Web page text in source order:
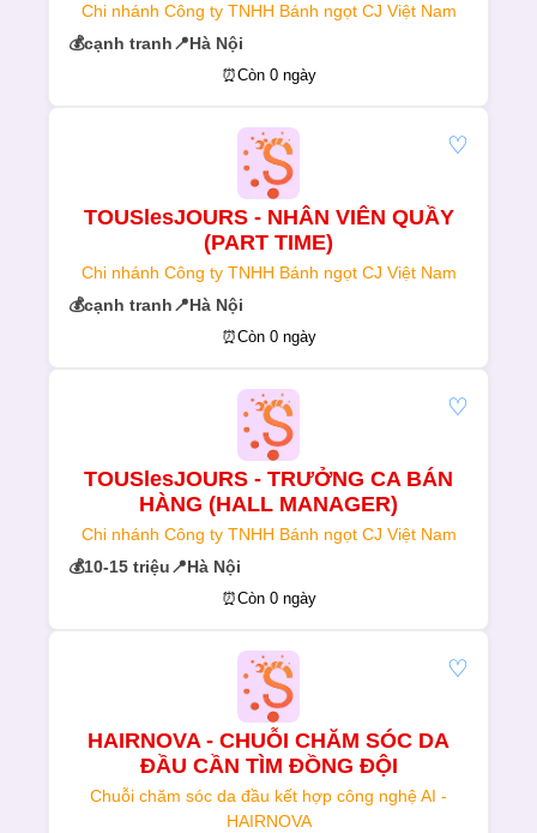
Chi nhánh Công ty TNHH Bánh ngọt CJ Việt Nam
💰cạnh tranh📍Hà Nội
⏰Còn 0 ngày
TOUSlesJOURS - NHÂN VIÊN QUẦY
(PART TIME)
Chi nhánh Công ty TNHH Bánh ngọt CJ Việt Nam
💰cạnh tranh📍Hà Nội
♡
⏰Còn 0 ngày
TOUSlesJOURS - TRƯỞNG CA BÁN
HÀNG (HALL MANAGER)
Chi nhánh Công ty TNHH Bánh ngọt CJ Việt Nam
💰10-15 triệu📍Hà Nội
♡
⏰Còn 0 ngày
HAIRNOVA - CHUỖI CHĂM SÓC DA
ĐẦU CẦN TÌM ĐỒNG ĐỘI
Chuỗi chăm sóc da đầu kết hợp công nghệ AI -
HAIRNOVA
♡